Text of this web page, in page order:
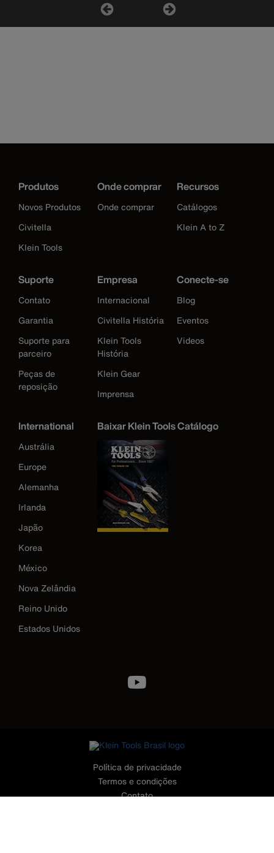
Produtos
Novos Produtos
Civitella
Klein Tools
Onde comprar
Onde comprar
Recursos
Catálogos
Klein A to Z
Suporte
Contato
Garantia
Suporte para
parceiro
Peças de
reposição
Empresa
Internacional
Civitella História
Klein Tools
História
Klein Gear
Imprensa
Conecte-se
Blog
Eventos
Videos
International
Austrália
Europe
Alemanha
Irlanda
Japão
Korea
México
Nova Zelândia
Reino Unido
Estados Unidos
Baixar Klein Tools Catálogo
Política de privacidade
Termos e condições
Contato